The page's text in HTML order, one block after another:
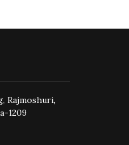
Rajmoshuri,
1209